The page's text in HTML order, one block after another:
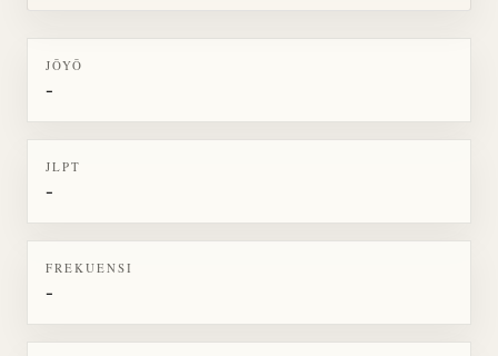
JŌYŌ
-
JLPT
-
FREKUENSI
-